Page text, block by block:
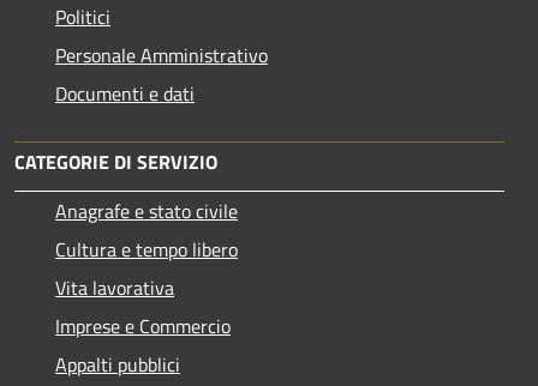
Politici
Personale Amministrativo
Documenti e dati
CATEGORIE DI SERVIZIO
Anagrafe e stato civile
Cultura e tempo libero
Vita lavorativa
Imprese e Commercio
Appalti pubblici